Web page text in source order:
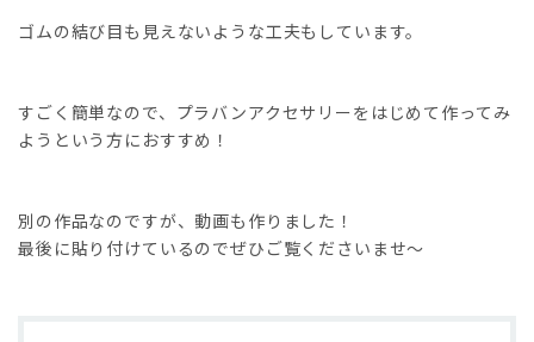
ゴムの結び目も見えないような工夫もしています。
すごく簡単なので、プラバンアクセサリーをはじめて作ってみ
ようという方におすすめ！
別の作品なのですが、動画も作りました！
最後に貼り付けているのでぜひご覧くださいませ〜